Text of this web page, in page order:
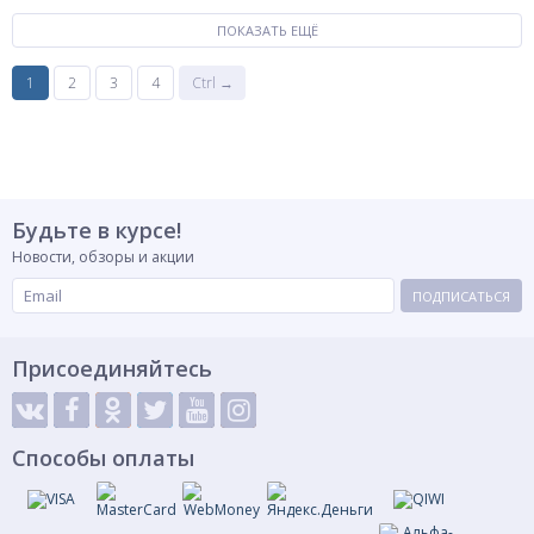
ПОКАЗАТЬ ЕЩЁ
1 2 3 4 Ctrl →
Будьте в курсе!
Новости, обзоры и акции
ПОДПИСАТЬСЯ
Присоединяйтесь
Способы оплаты